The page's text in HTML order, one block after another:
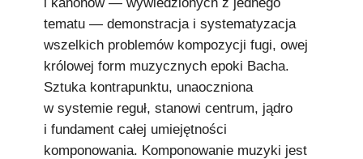
tematu — demonstracja i systematyzacja
wszelkich problemów kompozycji fugi, owej
królowej form muzycznych epoki Bacha.
Sztuka kontrapunktu, unaoczniona
w systemie reguł, stanowi centrum, jądro
i fundament całej umiejętności
komponowania. Komponowanie muzyki jest